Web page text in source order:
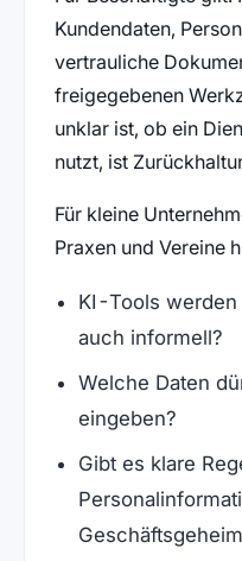
Kundendaten,
vertrauliche
freigegebenen
unklar ist, ob ein
nutzt, ist
Für kleine
Praxen und Vereine
KI-Tools
auch informell?
Welche Daten
eingeben?
Gibt es klare